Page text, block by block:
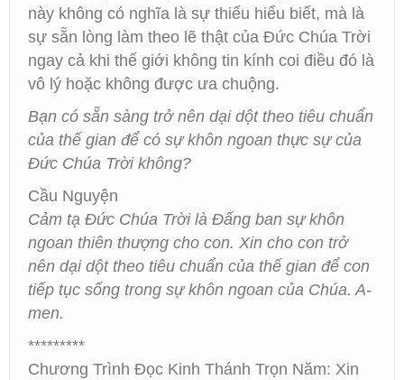
này không có nghĩa là sự thiếu hiểu biết, mà là
sự sẵn lòng làm theo lẽ thật của Đức Chúa Trời
ngay cả khi thế giới không tin kính coi điều đó là
vô lý hoặc không được ưa chuộng.
Bạn có sẵn sàng trở nên dại dột theo tiêu chuẩn
của thế gian để có sự khôn ngoan thực sự của
Đức Chúa Trời không?
Cầu Nguyện
Cảm tạ Đức Chúa Trời là Đấng ban sự khôn
ngoan thiên thượng cho con. Xin cho con trở
nên dại dột theo tiêu chuẩn của thế gian để con
tiếp tục sống trong sự khôn ngoan của Chúa. A-
men.
*********
Chương Trình Đọc Kinh Thánh Trọn Năm: Xin